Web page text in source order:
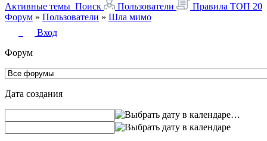
Активные темы Поиск Пользователи Правила ТОП 20
Форум » Пользователи » Шла мимо
Вход
Форум
Дата создания
…